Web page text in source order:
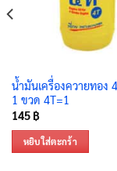
น้ำมันเครื่องควายทอง
1 ขวด 4T=1
145 ฿
หยิบใส่ตะกร้า